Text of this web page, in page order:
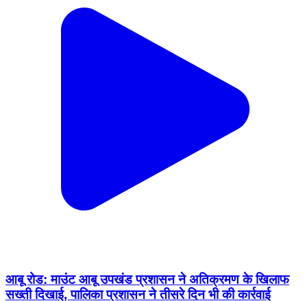
आबू रोड: माउंट आबू उपखंड प्रशासन ने अतिक्रमण के खिलाफ
सख्ती दिखाई, पालिका प्रशासन ने तीसरे दिन भी की कार्रवाई